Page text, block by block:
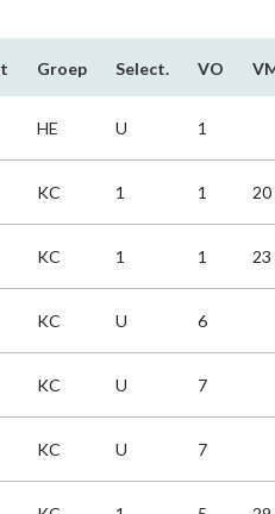
Groep Select. VO
HE U 1
KC 1 1 20
KC 1 1 23
KC U 6
KC U 7
KC U 7